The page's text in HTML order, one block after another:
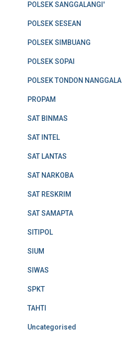
POLSEK SANGGALANGI'
POLSEK SESEAN
POLSEK SIMBUANG
POLSEK SOPAI
POLSEK TONDON NANGGALA
PROPAM
SAT BINMAS
SAT INTEL
SAT LANTAS
SAT NARKOBA
SAT RESKRIM
SAT SAMAPTA
SITIPOL
SIUM
SIWAS
SPKT
TAHTI
Uncategorised